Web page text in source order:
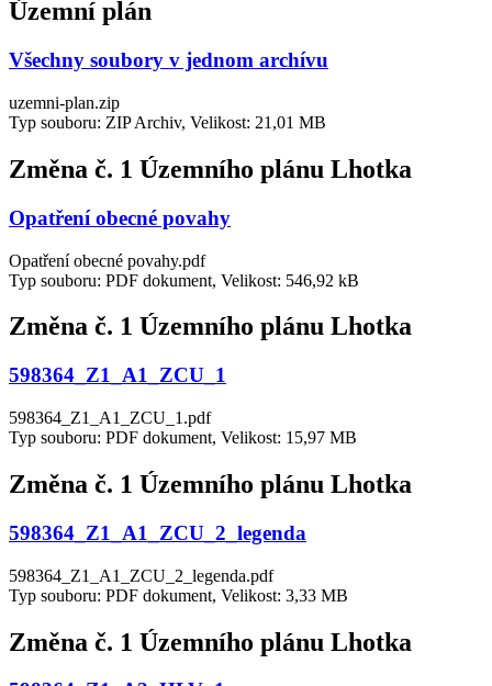
Územní plán
Všechny soubory v jednom archívu
uzemni-plan.zip
Typ souboru: ZIP Archiv, Velikost: 21,01 MB
Změna č. 1 Územního plánu Lhotka
Opatření obecné povahy
Opatření obecné povahy.pdf
Typ souboru: PDF dokument, Velikost: 546,92 kB
Změna č. 1 Územního plánu Lhotka
598364_Z1_A1_ZCU_1
598364_Z1_A1_ZCU_1.pdf
Typ souboru: PDF dokument, Velikost: 15,97 MB
Změna č. 1 Územního plánu Lhotka
598364_Z1_A1_ZCU_2_legenda
598364_Z1_A1_ZCU_2_legenda.pdf
Typ souboru: PDF dokument, Velikost: 3,33 MB
Změna č. 1 Územního plánu Lhotka